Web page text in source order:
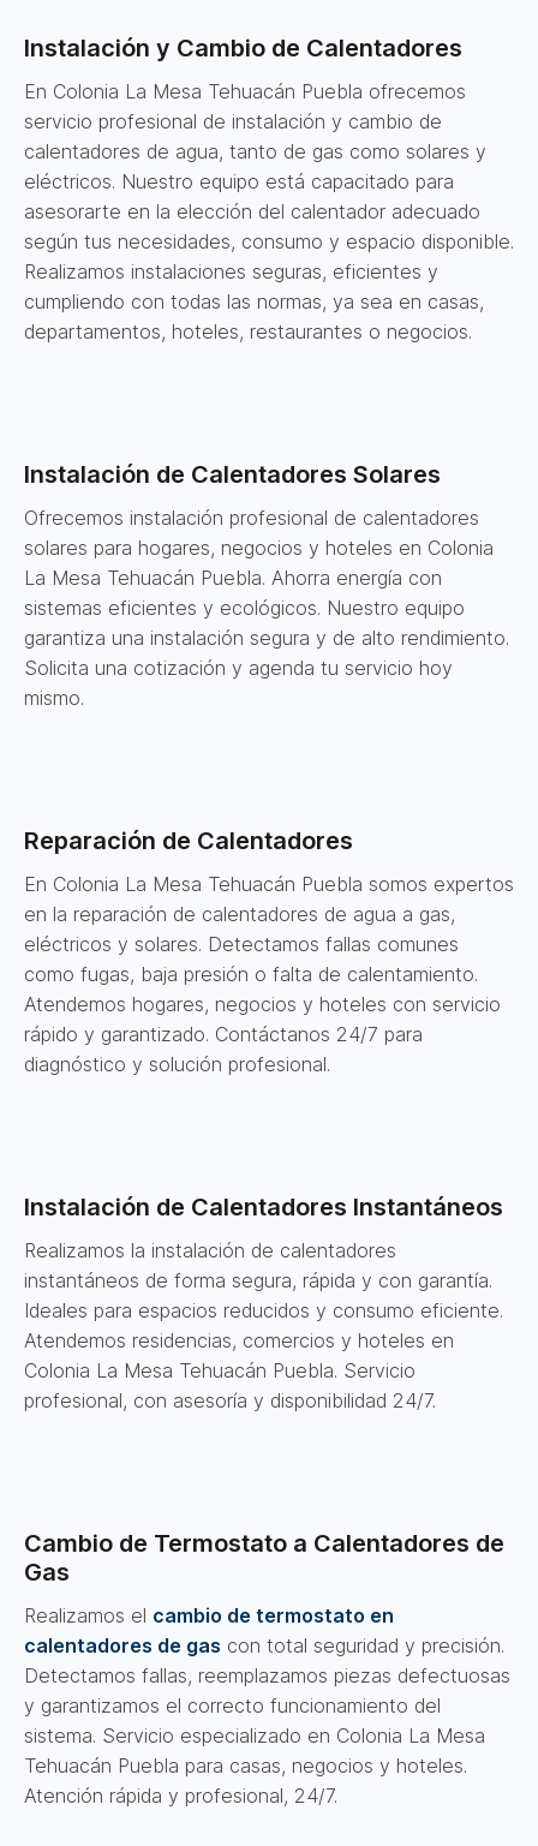
Instalación y Cambio de Calentadores
En Colonia La Mesa Tehuacán Puebla ofrecemos
servicio profesional de instalación y cambio de
calentadores de agua, tanto de gas como solares y
eléctricos. Nuestro equipo está capacitado para
asesorarte en la elección del calentador adecuado
según tus necesidades, consumo y espacio disponible.
Realizamos instalaciones seguras, eficientes y
cumpliendo con todas las normas, ya sea en casas,
departamentos, hoteles, restaurantes o negocios.
Instalación de Calentadores Solares
Ofrecemos instalación profesional de calentadores
solares para hogares, negocios y hoteles en Colonia
La Mesa Tehuacán Puebla. Ahorra energía con
sistemas eficientes y ecológicos. Nuestro equipo
garantiza una instalación segura y de alto rendimiento.
Solicita una cotización y agenda tu servicio hoy
mismo.
Reparación de Calentadores
En Colonia La Mesa Tehuacán Puebla somos expertos
en la reparación de calentadores de agua a gas,
eléctricos y solares. Detectamos fallas comunes
como fugas, baja presión o falta de calentamiento.
Atendemos hogares, negocios y hoteles con servicio
rápido y garantizado. Contáctanos 24/7 para
diagnóstico y solución profesional.
Instalación de Calentadores Instantáneos
Realizamos la instalación de calentadores
instantáneos de forma segura, rápida y con garantía.
Ideales para espacios reducidos y consumo eficiente.
Atendemos residencias, comercios y hoteles en
Colonia La Mesa Tehuacán Puebla. Servicio
profesional, con asesoría y disponibilidad 24/7.
Cambio de Termostato a Calentadores de
Gas
Realizamos el cambio de termostato en
calentadores de gas con total seguridad y precisión.
Detectamos fallas, reemplazamos piezas defectuosas
y garantizamos el correcto funcionamiento del
sistema. Servicio especializado en Colonia La Mesa
Tehuacán Puebla para casas, negocios y hoteles.
Atención rápida y profesional, 24/7.